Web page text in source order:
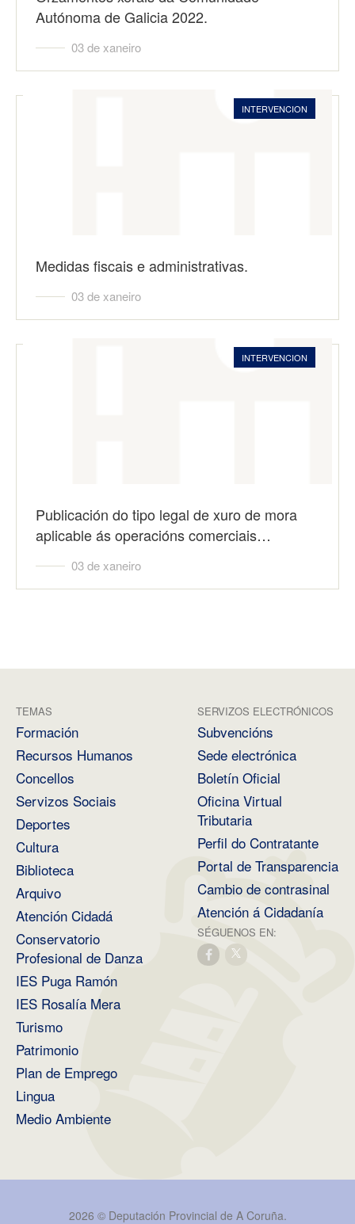
Autónoma de Galicia 2022.
03 de xaneiro
INTERVENCION
Medidas fiscais e administrativas.
03 de xaneiro
INTERVENCION
Publicación do tipo legal de xuro de mora
aplicable ás operacións comerciais…
03 de xaneiro
TEMAS
Formación
Recursos Humanos
Concellos
Servizos Sociais
Deportes
Cultura
Biblioteca
Arquivo
Atención Cidadá
Conservatorio
Profesional de Danza
IES Puga Ramón
IES Rosalía Mera
Turismo
Patrimonio
Plan de Emprego
Lingua
Medio Ambiente
SERVIZOS ELECTRÓNICOS
Subvencións
Sede electrónica
Boletín Oficial
Oficina Virtual
Tributaria
Perfil do Contratante
Portal de Transparencia
Cambio de contrasinal
Atención á Cidadanía
SÉGUENOS EN:
2026 © Deputación Provincial de A Coruña.